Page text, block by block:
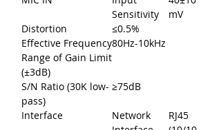
Sensitivity
mV
Distortion
≤0.5%
Effective Frequency
Range of Gain Limit
(±3dB)
80Hz-10kHz
S/N Ratio (30K low-
pass)
≥75dB
Interface
Network
RJ45